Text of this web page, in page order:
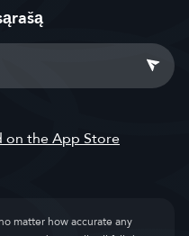
matter how accurate any